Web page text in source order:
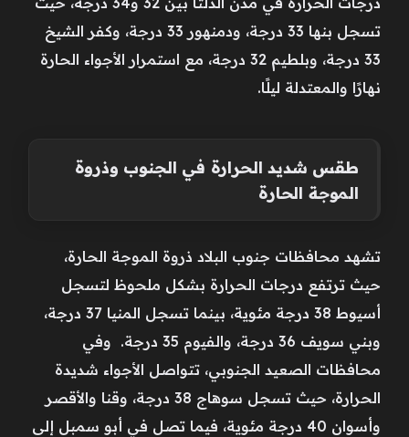
تسجل بنها 33 درجة، ودمنهور 33 درجة، وكفر الشيخ
33 درجة، وبلطيم 32 درجة، مع استمرار الأجواء الحارة
نهارًا والمعتدلة ليلًا.
طقس شديد الحرارة في الجنوب وذروة
الموجة الحارة
تشهد محافظات جنوب البلاد ذروة الموجة الحارة،
حيث ترتفع درجات الحرارة بشكل ملحوظ لتسجل
أسيوط 38 درجة مئوية، بينما تسجل المنيا 37 درجة،
وبني سويف 36 درجة، والفيوم 35 درجة. وفي
محافظات الصعيد الجنوبي، تتواصل الأجواء شديدة
الحرارة، حيث تسجل سوهاج 38 درجة، وقنا والأقصر
وأسوان 40 درجة مئوية، فيما تصل في أبو سمبل إلى